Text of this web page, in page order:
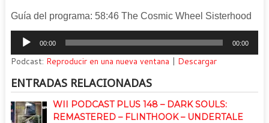
Guía del programa: 58:46 The Cosmic Wheel Sisterhood
Reproductor
audio
00:00 00:00
Podcast: Reproducir en una nueva ventana | Descargar
ENTRADAS RELACIONADAS
WII PODCAST PLUS 148 – DARK SOULS:
REMASTERED – FLINTHOOK – UNDERTALE